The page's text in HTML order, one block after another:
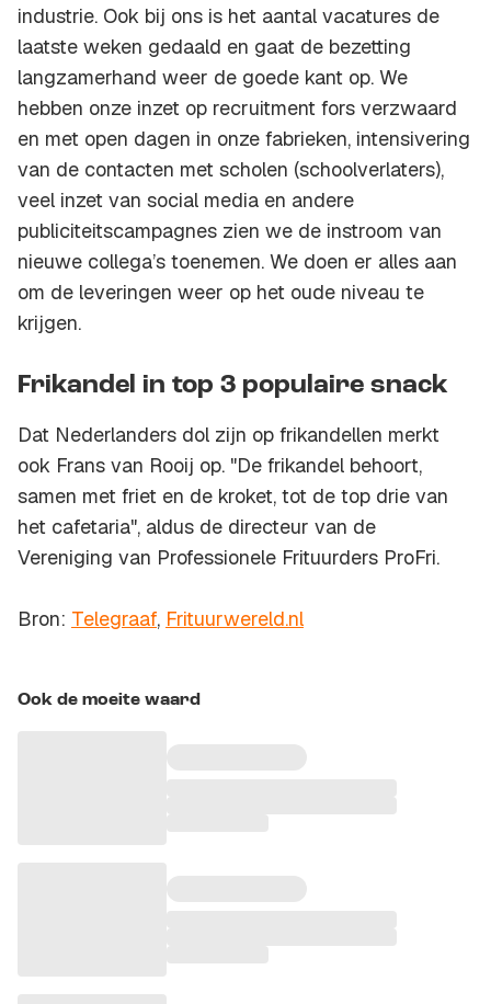
industrie. Ook bij ons is het aantal vacatures de
laatste weken gedaald en gaat de bezetting
langzamerhand weer de goede kant op. We
hebben onze inzet op recruitment fors verzwaard
en met open dagen in onze fabrieken, intensivering
van de contacten met scholen (schoolverlaters),
veel inzet van social media en andere
publiciteitscampagnes zien we de instroom van
nieuwe collega’s toenemen. We doen er alles aan
om de leveringen weer op het oude niveau te
krijgen.
Frikandel in top 3 populaire snack
Dat Nederlanders dol zijn op frikandellen merkt
ook Frans van Rooij op. "De frikandel behoort,
samen met friet en de kroket, tot de top drie van
het cafetaria", aldus de directeur van de
Vereniging van Professionele Frituurders ProFri.
Bron: Telegraaf, Frituurwereld.nl
Ook de moeite waard